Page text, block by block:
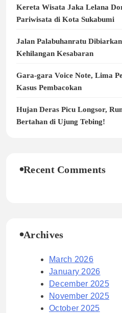
Kereta Wisata Jaka Lelana
Pariwisata di Kota Sukabumi
Jalan Palabuhanratu
Kehilangan Kesabaran
Gara-gara Voice Note, Lima
Kasus Pembacokan
Hujan Deras Picu Longsor,
Bertahan di Ujung Tebing!
Recent Comments
Archives
March 2026
January 2026
December 2025
November 2025
October 2025